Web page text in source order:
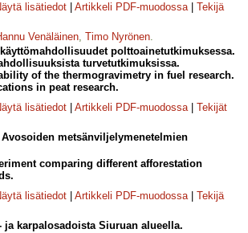
lisätiedot Artikkeli PDF-muodossa| Tekijä
Venäläinen, Timo Nyrönen.
polttoainetutkimuksessa.
turvetutkimuksissa.
of the thermogravimetry in fuel research.
in peat research.
lisätiedot Artikkeli PDF-muodossa| Tekijät
Avosoiden metsänviljelymenetelmien
comparing different afforestation
lisätiedot Artikkeli PDF-muodossa| Tekijä
ja karpalosadoista Siuruan alueella.